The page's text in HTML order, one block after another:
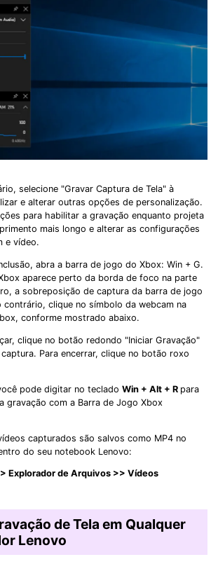
selecione "Gravar Captura de Tela" à
e alterar outras opções de personalização.
para habilitar a gravação enquanto projeta
mais longo e alterar as configurações
e vídeo.
abra a barra de jogo do Xbox: Win + G.
aparece perto da borda de foco na parte
a sobreposição de captura da barra de jogo
contrário, clique no símbolo da webcam na
conforme mostrado abaixo.
clique no botão redondo "Iniciar Gravação"
Para encerrar, clique no botão roxo
pode digitar no teclado Win + Alt + R para
gravação com a Barra de Jogo Xbox
capturados são salvos como MP4 no
do seu notebook Lenovo:
Explorador de Arquivos >> Vídeos
de Tela em Qualquer
Lenovo